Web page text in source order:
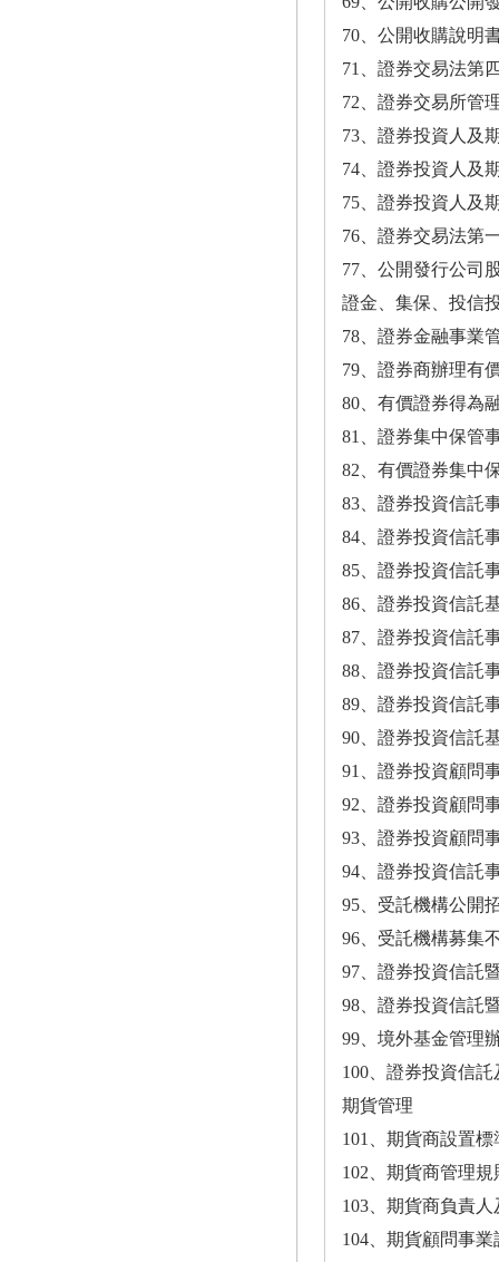
70、公開收購說明
71、證券交易法第
72、證券交易所管
73、證券投資人及
74、證券投資人及
75、證券投資人及
76、證券交易法第
77、公開發行公司
證金、集保、投信
78、證券金融事業
79、證券商辦理有
80、有價證券得為
81、證券集中保管
82、有價證券集中
83、證券投資信託
84、證券投資信託
85、證券投資信託
86、證券投資信託
87、證券投資信託
88、證券投資信託
89、證券投資信託
90、證券投資信託
91、證券投資顧問
92、證券投資顧問
93、證券投資顧問
94、證券投資信託
95、受託機構公開
96、受託機構募集
97、證券投資信託
98、證券投資信託
99、境外基金管理
100、證券投資信
期貨管理
101、期貨商設置標
102、期貨商管理規
103、期貨商負責
104、期貨顧問事業